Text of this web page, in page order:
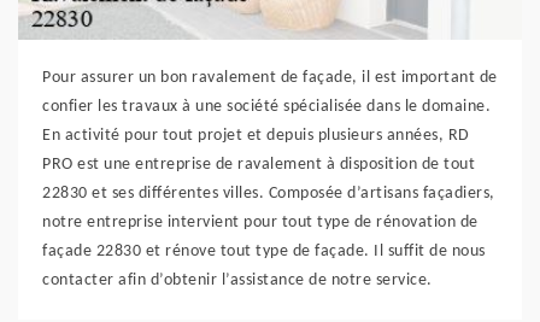
Pour assurer un bon ravalement de façade, il est important de
confier les travaux à une société spécialisée dans le domaine.
En activité pour tout projet et depuis plusieurs années, RD
PRO est une entreprise de ravalement à disposition de tout
22830 et ses différentes villes. Composée d’artisans façadiers,
notre entreprise intervient pour tout type de rénovation de
façade 22830 et rénove tout type de façade. Il suffit de nous
contacter afin d’obtenir l’assistance de notre service.